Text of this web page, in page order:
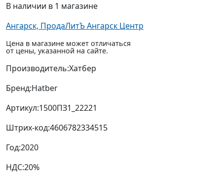
В наличии в 1 магазине
Ангарск, ПродаЛитЪ Ангарск Центр
Цена в магазине может отличаться
от цены, указанной на сайте.
Производитель:Хатбер
Бренд:Hatber
Артикул:1500ПЗ1_22221
Штрих-код:4606782334515
Год:2020
НДС:20%